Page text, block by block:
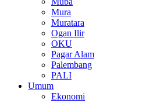
Mura
Muratara
Ogan Ilir
OKU
Pagar Alam
Palembang
PALI
Umum
Ekonomi